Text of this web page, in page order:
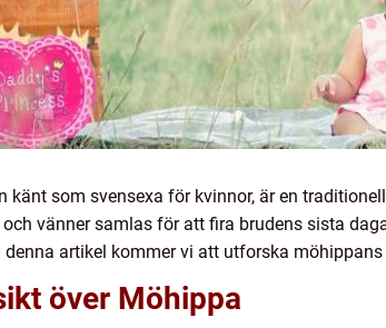
känt som svensexa för kvinnor, är en
vänner samlas för att fira brudens sista
denna artikel kommer vi att utforska
över Möhippa